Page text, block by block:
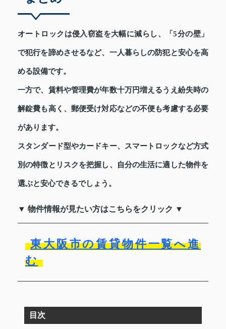
オートロックは侵入窃盗を大幅に減らし、「5分の壁」
で犯行を諦めさせるなど、一人暮らしの防犯と安心を高
める設備です。
一方で、賃料や管理費が年数十万円増えるうえ紛失時の
解錠費も高く、郵便受け対応などの不便も考慮する必要
があります。
スタンダード型やカードキー、スマートロックなど方式
別の特徴とリスクを把握し、自分の生活に適した物件を
選ぶと安心できるでしょう。
▼ 物件情報が見たい方はこちらをクリック ▼
東大阪市の賃貸物件一覧へ進
む
目次